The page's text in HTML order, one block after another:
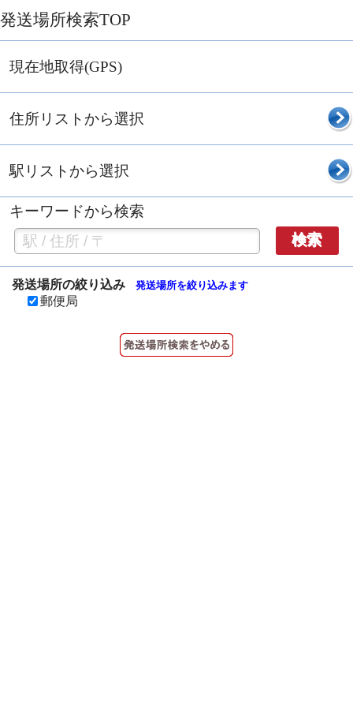
発送場所検索TOP
現在地取得(GPS)
住所リストから選択
駅リストから選択
キーワードから検索
検索
発送場所の絞り込み 発送場所を絞り込みます
郵便局